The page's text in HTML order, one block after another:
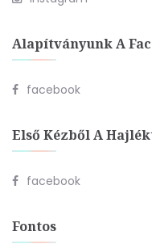
Alapítványunk A
facebook
Első Kézből A
facebook
Fontos